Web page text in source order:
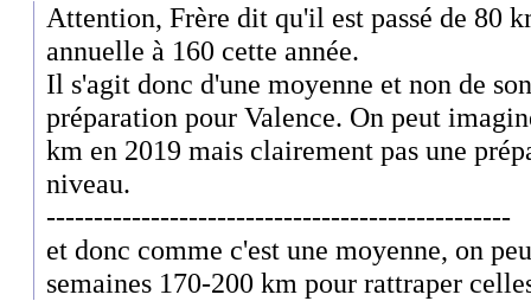
Attention, Frère dit qu'il est passé de 80
annuelle à 160 cette année.
Il s'agit donc d'une moyenne et non de
préparation pour Valence. On peut
km en 2019 mais clairement pas une
niveau.
-------------------------------------------------
et donc comme c'est une moyenne, on
semaines 170-200 km pour rattraper